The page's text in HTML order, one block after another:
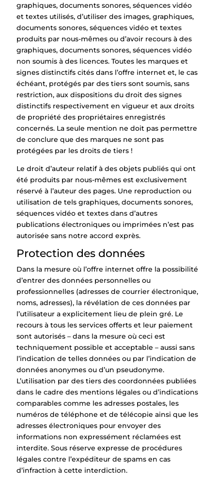
graphiques, documents sonores, séquences vidéo
et textes utilisés, d’utiliser des images, graphiques,
documents sonores, séquences vidéo et textes
produits par nous-mêmes ou d’avoir recours à des
graphiques, documents sonores, séquences vidéo
non soumis à des licences. Toutes les marques et
signes distinctifs cités dans l’offre internet et, le cas
échéant, protégés par des tiers sont soumis, sans
restriction, aux dispositions du droit des signes
distinctifs respectivement en vigueur et aux droits
de propriété des propriétaires enregistrés
concernés. La seule mention ne doit pas permettre
de conclure que des marques ne sont pas
protégées par les droits de tiers !
Le droit d’auteur relatif à des objets publiés qui ont
été produits par nous-mêmes est exclusivement
réservé à l’auteur des pages. Une reproduction ou
utilisation de tels graphiques, documents sonores,
séquences vidéo et textes dans d’autres
publications électroniques ou imprimées n’est pas
autorisée sans notre accord exprès.
Protection des données
Dans la mesure où l’offre internet offre la possibilité
d’entrer des données personnelles ou
professionnelles (adresses de courrier électronique,
noms, adresses), la révélation de ces données par
l’utilisateur a explicitement lieu de plein gré. Le
recours à tous les services offerts et leur paiement
sont autorisés – dans la mesure où ceci est
techniquement possible et acceptable – aussi sans
l’indication de telles données ou par l’indication de
données anonymes ou d’un pseudonyme.
L’utilisation par des tiers des coordonnées publiées
dans le cadre des mentions légales ou d’indications
comparables comme les adresses postales, les
numéros de téléphone et de télécopie ainsi que les
adresses électroniques pour envoyer des
informations non expressément réclamées est
interdite. Sous réserve expresse de procédures
légales contre l’expéditeur de spams en cas
d’infraction à cette interdiction.